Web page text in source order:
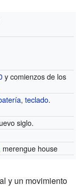
y comienzos de los
,teclado.
siglo.
merengue house
y un movimiento